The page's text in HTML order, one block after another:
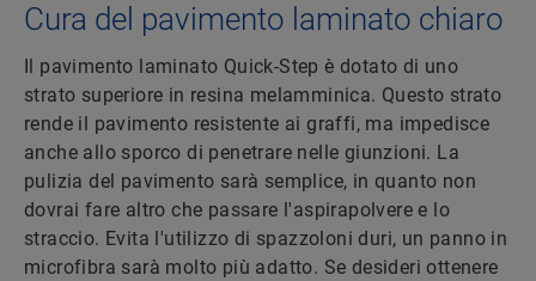
Cura del pavimento laminato chiaro
Il pavimento laminato Quick-Step è dotato di uno
strato superiore in resina melamminica. Questo strato
rende il pavimento resistente ai graffi, ma impedisce
anche allo sporco di penetrare nelle giunzioni. La
pulizia del pavimento sarà semplice, in quanto non
dovrai fare altro che passare l'aspirapolvere e lo
straccio. Evita l'utilizzo di spazzoloni duri, un panno in
microfibra sarà molto più adatto. Se desideri ottenere